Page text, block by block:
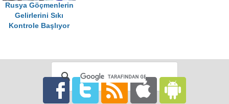
Rusya Göçmenlerin
Gelirlerini Sıkı
Kontrole Başlıyor